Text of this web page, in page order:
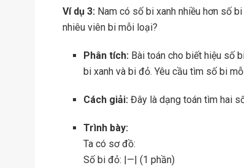
Ví dụ 3: Nam có số bi xanh nhiều hơn số
nhiêu viên bi mỗi loại?
Phân tích: Bài toán cho biết hiệu số
bi xanh và bi đỏ. Yêu cầu tìm số bi
Cách giải: Đây là dạng toán tìm hai
Trình bày:
Ta có sơ đồ:
Số bi đỏ: |—| (1 phần)